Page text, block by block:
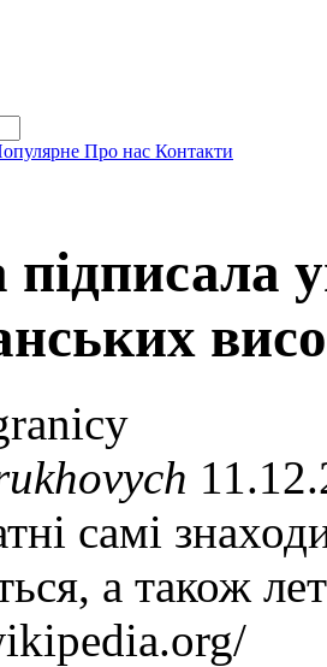
Про нас Контакти
самі
а також